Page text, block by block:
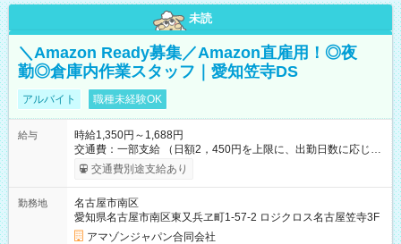
未読
＼Amazon Ready募集／Amazon直雇用！◎夜
勤◎倉庫内作業スタッフ｜愛知笠寺DS
アルバイト 職種未経験OK
給与
時給1,350円～1,688円
交通費：一部支給 （日額2，450円を上限に、出勤日数に応じて
実費支給） ※22:00～翌5:00までは時給25%UP！ ■給与前払い
制度あり ※前払い額の上限あり、手数料無料（Amazon負担）
交通費別途支給あり
勤務地
名古屋市南区
愛知県名古屋市南区東又兵ヱ町1-57-2 ロジクロス名古屋笠寺3F
アマゾンジャパン合同会社